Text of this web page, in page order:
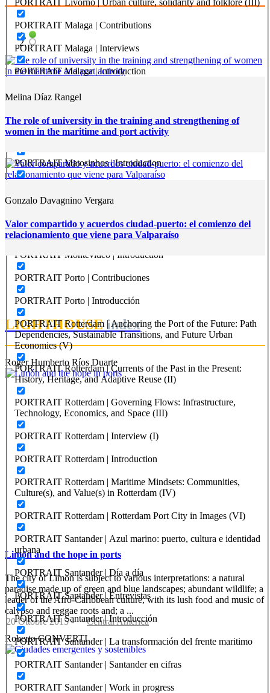
PORTRAIT Livorno | Urban culture, solidarity and folklore (III)
PORTRAIT Malaga | Contributions
PORTRAIT Malaga | Interviews
PORTRAIT Malaga | Introduction
PORTRAIT Malaga | Past Present Future
PORTRAIT Matosinhos | Contributions
PORTRAIT Matosinhos | Interviews
PORTRAIT Matosinhos | Introduction
PORTRAIT Montevideo | Contributions (II)
PORTRAIT Montevideo | Interviews (I)
PORTRAIT Montevideo | Introduction
PORTRAIT Porto | Contribuciones
PORTRAIT Porto | Introducción
PORTRAIT Rotterdam | Anchoring the Port of the Future: Path
Dependencies, Sustainable Transitions, and Future Urban
Economies (V)
PORTRAIT Rotterdam | Currents of the Past in the Present:
History, Heritage, and Adaptive Reuse (II)
PORTRAIT Rotterdam | Governing Flows: Infrastructure,
Technology, Economics, and Space (III)
PORTRAIT Rotterdam | Interview (I)
PORTRAIT Rotterdam | Introduction
PORTRAIT Rotterdam | Maritime Mindsets: Communities,
Culture(s), and Value(s) in Rotterdam (IV)
PORTRAIT Rotterdam | Rotterdam Port City in Images (VI)
PORTRAIT Santander | Azul marino: puerto, cultura e identidad
urbana
PORTRAIT Santander | Día a día
PORTRAIT Santander | Entrevistas
PORTRAIT Santander | Introducción
PORTRAIT Santander | La transformación del frente maritimo
PORTRAIT Santander | Santander en cifras
PORTRAIT Santander | Work in progress
Melina Díaz Rangel
The role of university in the training and strengthening of
women in the maritime and port activity
Gonzalo Davagnino Vergara
Valor compartido y acuerdos ciudad-puerto: el comienzo del
relacionamiento que viene para Valparaíso
LIGHTHOUSE index
Roger Humberto Ríos Duarte
Limón and the hope in ports
The city of Limon is subject to various interpretations: a natural
paradise made up of green and blue landscapes; abundant wildlife; a
leader of the Afro-Caribbean culture, with its lush food and music of
calypso and reggae roots and; a ...
20 Ottobre 2015-
Central America
Roberto CONVERTI